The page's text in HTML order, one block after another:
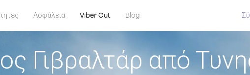
Ασφάλεια Viber Out Blog
Γιβραλτάρ από